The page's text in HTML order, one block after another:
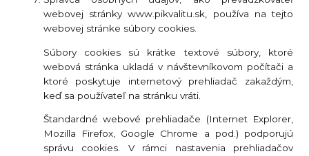
webovej stránky www.pikvalitu.sk, používa na tejto
webovej stránke súbory cookies.
Súbory cookies sú krátke textové súbory, ktoré
webová stránka ukladá v návštevníkovom počítači a
ktoré poskytuje internetový prehliadač zakaždým,
keď sa používateľ na stránku vráti.
Štandardné webové prehliadače (Internet Explorer,
Mozilla Firefox, Google Chrome a pod.) podporujú
správu cookies. V rámci nastavenia prehliadačov